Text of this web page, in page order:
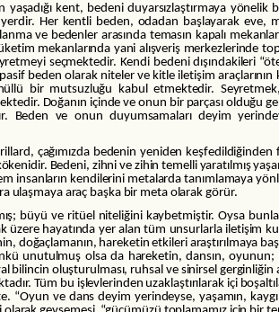
kent, bedeni duyarsızlaştırmaya
Her kentli beden, odadan başlayarak
ve bedenler arasında temasın kapalı
mekanlarında yani alışveriş
seçmektedir. Kendi bedeni
beden olarak niteler ve kitle iletişim
bir mutsuzluğu kabul etmektedir.
Doğanın içinde ve onun bir parçası
Beden ve onun duyumsamaları deyim
çağımızda bedenin yeniden
Bedeni, zihni ve zihin temelli yaratılmış
insanların kendilerini metalarda tanımlamaya
ulaşmaya araç başka bir meta olarak görür.
büyü ve ritüel niteliğini kaybetmiştir. Oysa
hayatında yer alan tüm unsurlarla iletişim
hareketin etkileri araştırılmaya
unutulmuş olsa da hareketin, dansın,
oluşturulması, ruhsal ve sinirsel
Tüm bu işlevlerinden uzaklaştırılarak içi
ve dans deyim yerindeyse, yaşamın,